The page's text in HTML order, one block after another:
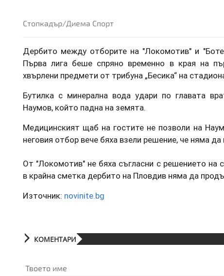
Стопкадър/Диема Спорт
Дербито между отборите на "Локомотив" и
Първа лига беше спряно временно в края на
хвърлени предмети от трибуна „Бесика“ на
Бутилка с минерална вода удари по главата
Наумов, който падна на земята.
Медицинският щаб на гостите не позволи на
неговия отбор вече бяха взели решение, че няма да
От "Локомотив" не бяха съгласни с решението на
в крайна сметка дербито на Пловдив няма да
Източник: novinite.bg
КОМЕНТАРИ
Твоето име